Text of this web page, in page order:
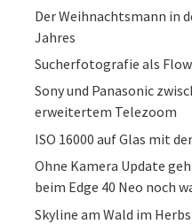
Der Weihnachtsmann in
Jahres
Sucherfotografie als
Sony und Panasonic
erweitertem Telezoom
ISO 16000 auf Glas mit
Ohne Kamera Update
beim Edge 40 Neo noch
Skyline am Wald im